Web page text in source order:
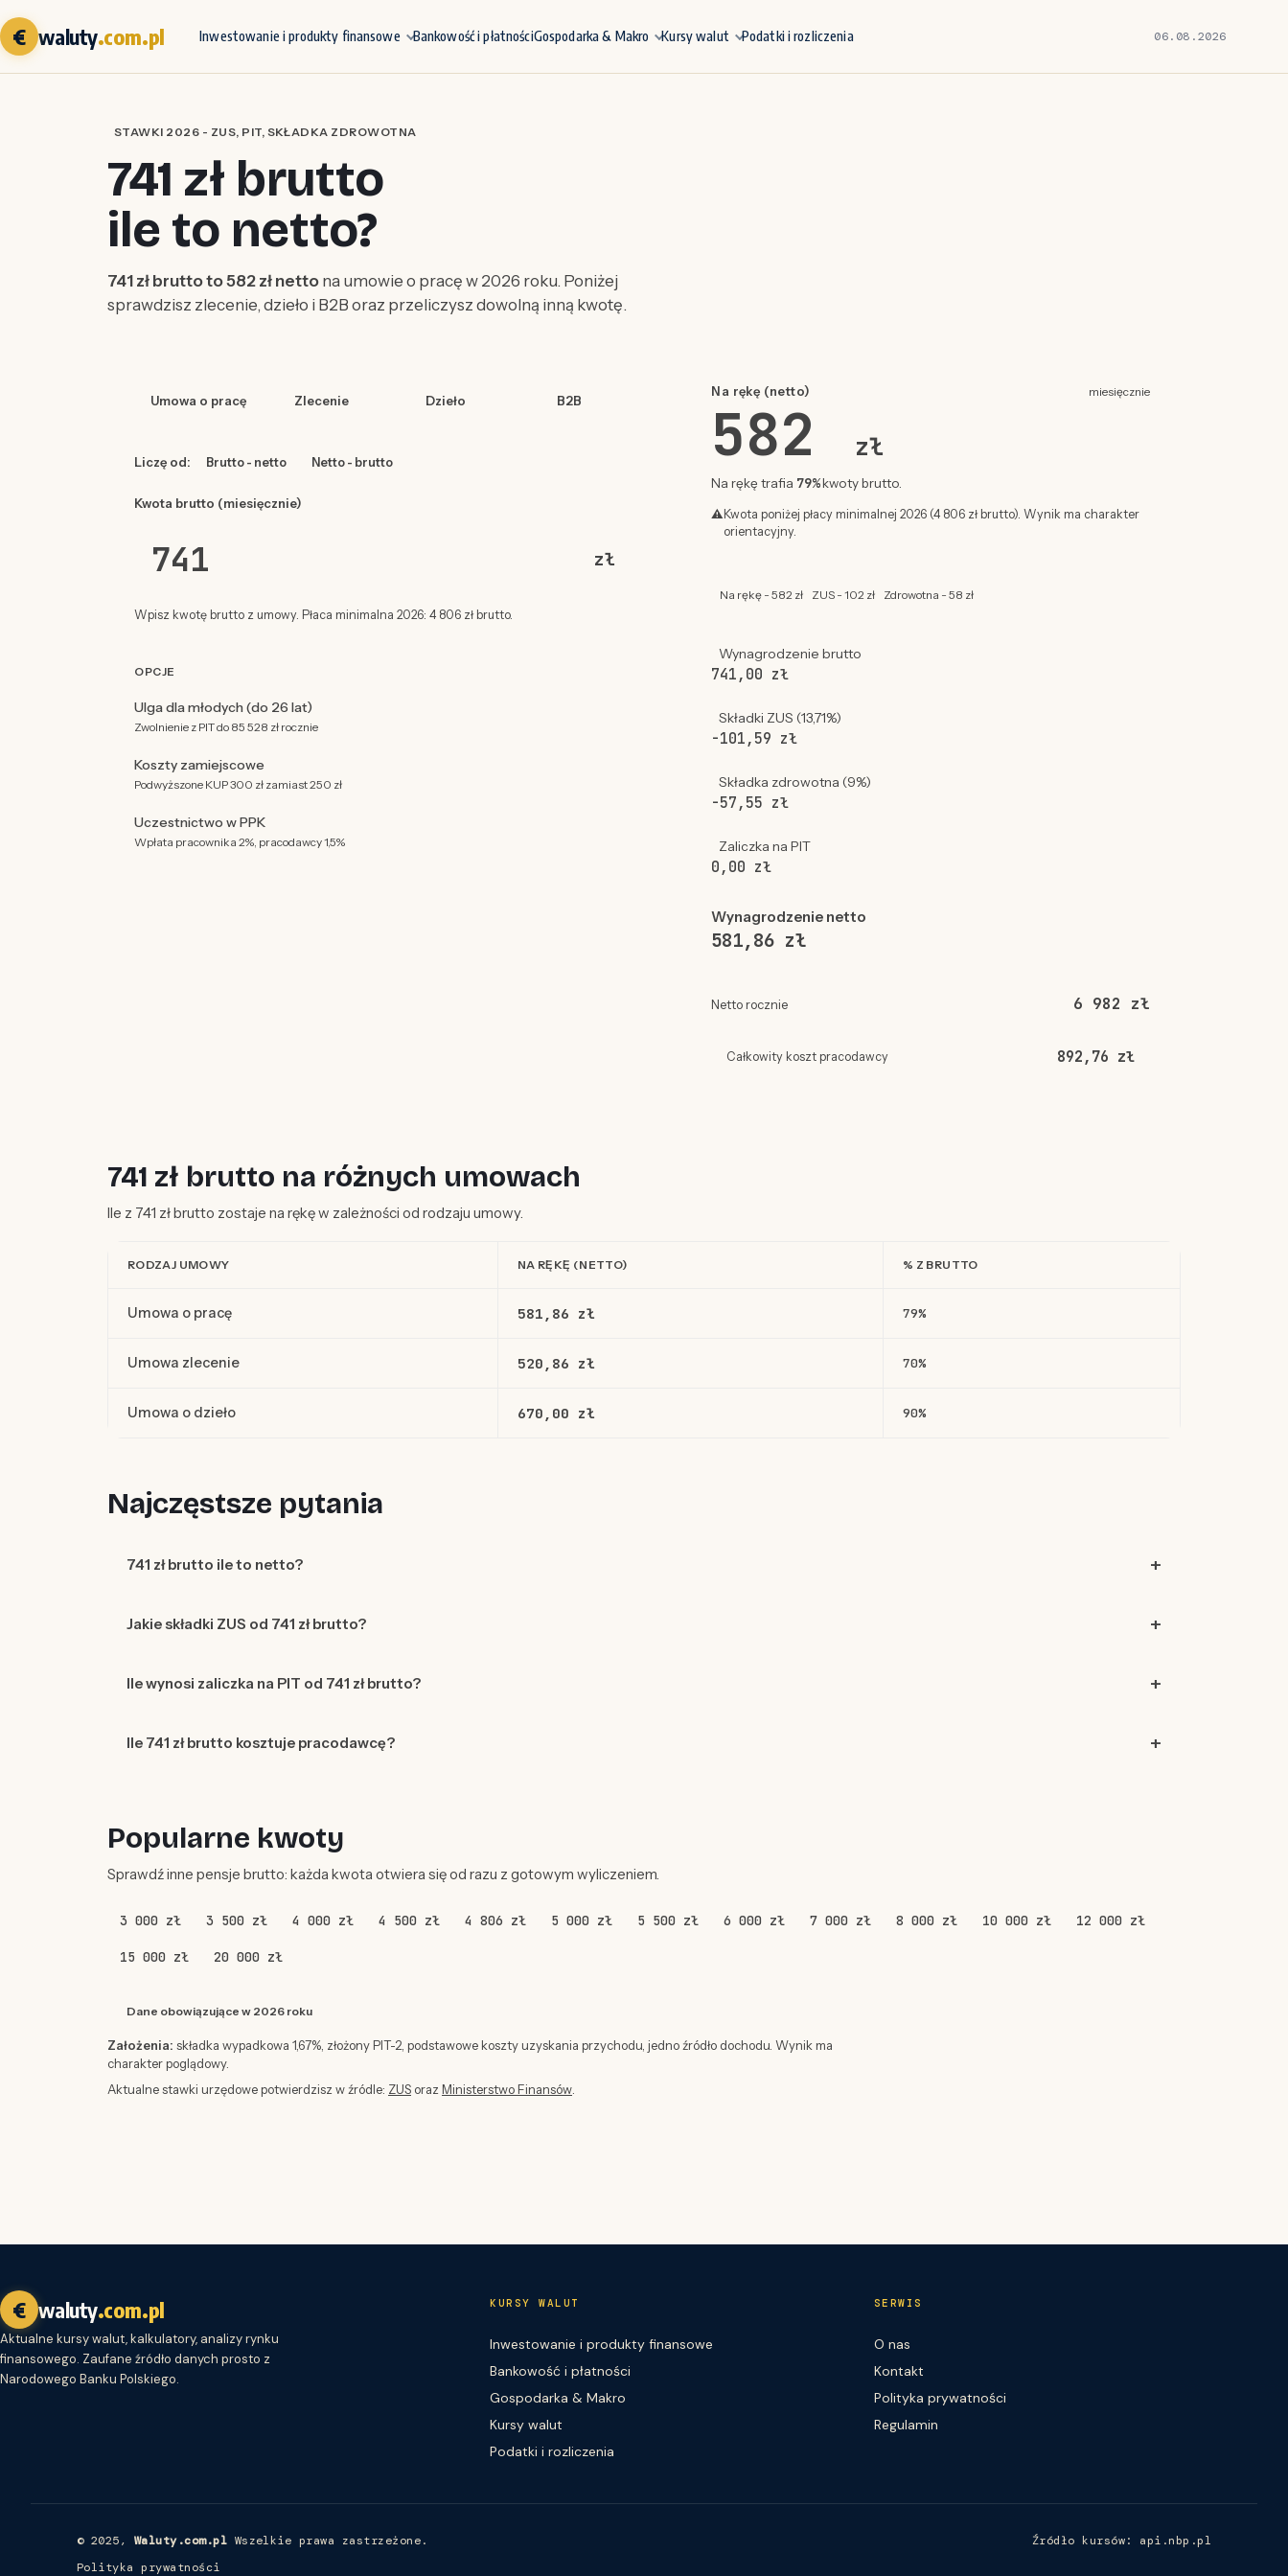
€ waluty.com.pl Inwestowanie i produkty finansowe Bankowość i płatnościGospodarka & Makro Kursy walut Podatki i rozliczenia 06.08.2026
STAWKI 2026 - ZUS, PIT, SKŁADKA ZDROWOTNA
741 zł brutto
ile to netto?
741 zł brutto to 582 zł netto na umowie o pracę w 2026 roku. Poniżej
sprawdzisz zlecenie, dzieło i B2B oraz przeliczysz dowolną inną kwotę.
Umowa o pracę Zlecenie Dzieło B2B
Liczę od: Brutto - netto Netto - brutto
Kwota brutto (miesięcznie)
zł
Wpisz kwotę brutto z umowy. Płaca minimalna 2026: 4 806 zł brutto.
OPCJE
Ulga dla młodych (do 26 lat)
Zwolnienie z PIT do 85 528 zł rocznie
Koszty zamiejscowe
Podwyższone KUP 300 zł zamiast 250 zł
Uczestnictwo w PPK
Wpłata pracownika 2%, pracodawcy 1,5%
Na rękę (netto) miesięcznie
582 zł
Na rękę trafia 79%kwoty brutto.
⚠Kwota poniżej płacy minimalnej 2026 (4 806 zł brutto). Wynik ma charakter
orientacyjny.
Na rękę - 582 zł ZUS - 102 zł Zdrowotna - 58 zł
Wynagrodzenie brutto
741,00 zł
Składki ZUS (13,71%)
-101,59 zł
Składka zdrowotna (9%)
-57,55 zł
Zaliczka na PIT
0,00 zł
Wynagrodzenie netto
581,86 zł
Netto rocznie 6 982 zł
Całkowity koszt pracodawcy 892,76 zł
741 zł brutto na różnych umowach
Ile z 741 zł brutto zostaje na rękę w zależności od rodzaju umowy.
RODZAJ UMOWY NA RĘKĘ (NETTO) % Z BRUTTO
Umowa o pracę 581,86 zł 79%
Umowa zlecenie 520,86 zł 70%
Umowa o dzieło 670,00 zł 90%
Najczęstsze pytania
741 zł brutto ile to netto?
Jakie składki ZUS od 741 zł brutto?
Ile wynosi zaliczka na PIT od 741 zł brutto?
Ile 741 zł brutto kosztuje pracodawcę?
Popularne kwoty
Sprawdź inne pensje brutto: każda kwota otwiera się od razu z gotowym wyliczeniem.
3 000 zł 3 500 zł 4 000 zł 4 500 zł 4 806 zł 5 000 zł 5 500 zł 6 000 zł 7 000 zł 8 000 zł 10 000 zł 12 000 zł
15 000 zł 20 000 zł
Dane obowiązujące w 2026 roku
Założenia: składka wypadkowa 1,67%, złożony PIT-2, podstawowe koszty uzyskania przychodu, jedno źródło dochodu. Wynik ma
charakter poglądowy.
Aktualne stawki urzędowe potwierdzisz w źródle: ZUS oraz Ministerstwo Finansów
€ waluty.com.pl
Aktualne kursy walut, kalkulatory, analizy rynku
finansowego. Zaufane źródło danych prosto z
Narodowego Banku Polskiego.
KURSY WALUT
Inwestowanie i produkty finansowe
Bankowość i płatności
Gospodarka & Makro
Kursy walut
Podatki i rozliczenia
SERWIS
O nas
Kontakt
Polityka prywatności
Regulamin
© 2025, Waluty.com.pl Wszelkie prawa zastrzeżone.
Polityka prywatności
Źródło kursów: api.nbp.pl